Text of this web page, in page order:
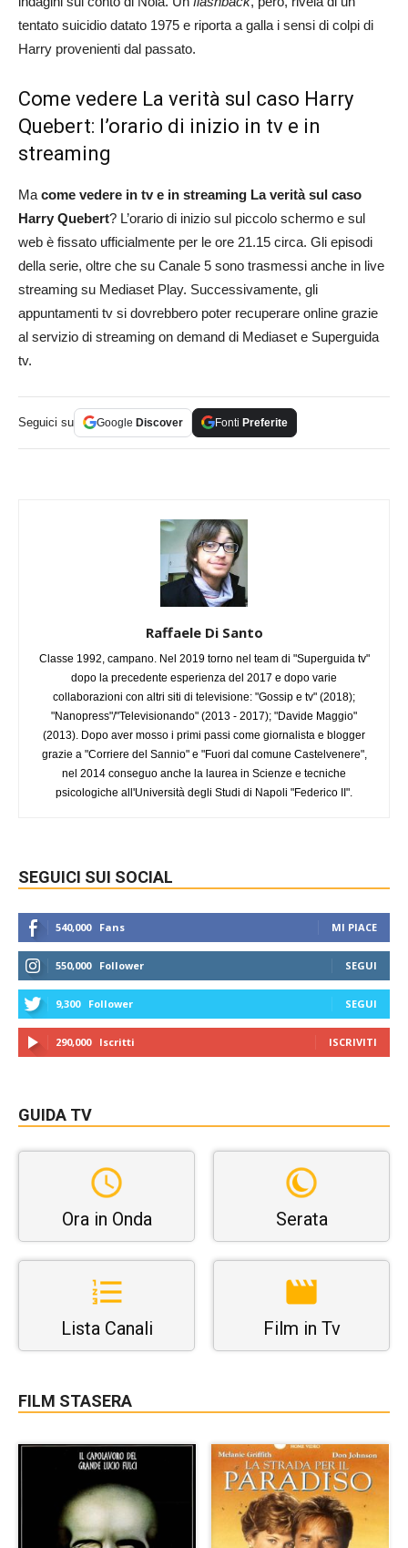
tentato suicidio datato 1975 e riporta a galla i sensi di colpi di
Harry provenienti dal passato.
Come vedere La verità sul caso Harry
Quebert: l’orario di inizio in tv e in
streaming
Ma come vedere in tv e in streaming La verità sul caso
Harry Quebert? L’orario di inizio sul piccolo schermo e sul
web è fissato ufficialmente per le ore 21.15 circa. Gli episodi
della serie, oltre che su Canale 5 sono trasmessi anche in live
streaming su Mediaset Play. Successivamente, gli
appuntamenti tv si dovrebbero poter recuperare online grazie
al servizio di streaming on demand di Mediaset e Superguida
tv.
Seguici su Google Discover Fonti Preferite
Raffaele Di Santo
Classe 1992, campano. Nel 2019 torno nel team di "Superguida tv"
dopo la precedente esperienza del 2017 e dopo varie
collaborazioni con altri siti di televisione: "Gossip e tv" (2018);
"Nanopress"/"Televisionando" (2013 - 2017); "Davide Maggio"
(2013). Dopo aver mosso i primi passi come giornalista e blogger
grazie a "Corriere del Sannio" e "Fuori dal comune Castelvenere",
nel 2014 conseguo anche la laurea in Scienze e tecniche
psicologiche all'Università degli Studi di Napoli "Federico II".
SEGUICI SUI SOCIAL
540,000 Fans MI PIACE
550,000 Follower SEGUI
9,300 Follower SEGUI
290,000 Iscritti ISCRIVITI
GUIDA TV
Ora in Onda Serata
Lista Canali Film in Tv
FILM STASERA